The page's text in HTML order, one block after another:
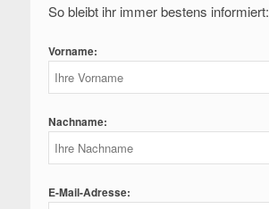
So bleibt ihr immer bestens informiert:
Vorname:
Nachname:
E-Mail-Adresse: